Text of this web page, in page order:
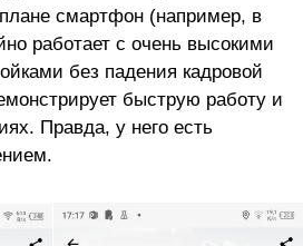
смартфон (например, в
работает с очень высокими
без падения кадровой
быструю работу и
Правда, у него есть